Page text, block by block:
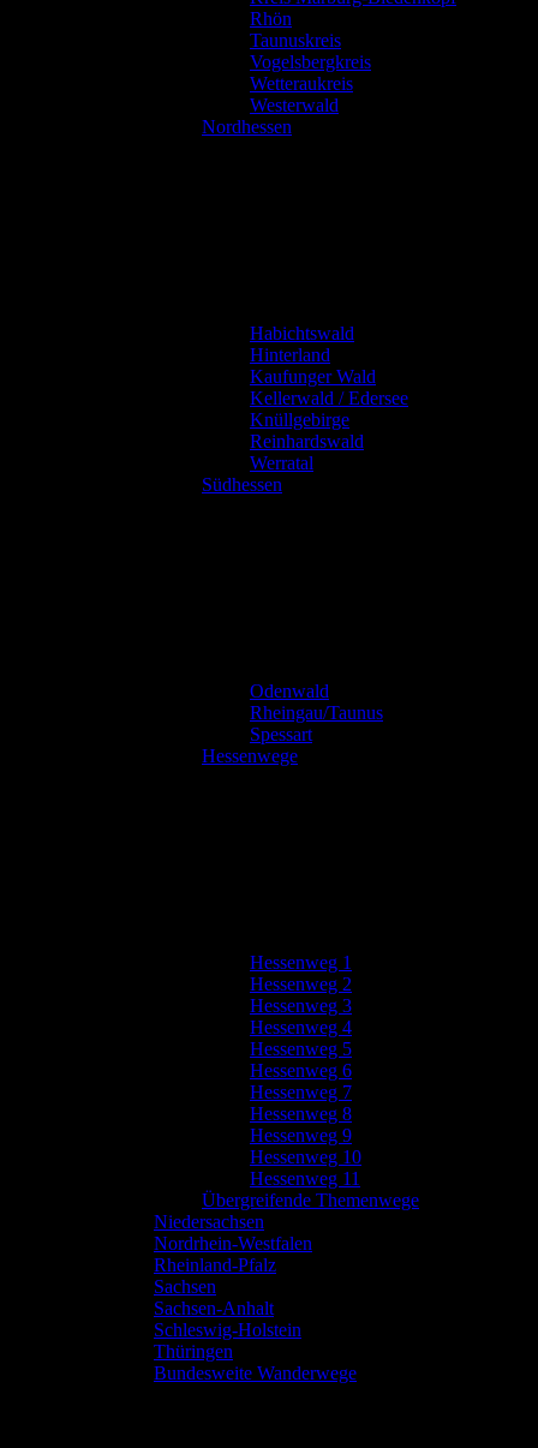
Rhön
Taunuskreis
Vogelsbergkreis
Wetteraukreis
Westerwald
Nordhessen
Habichtswald
Hinterland
Kaufunger Wald
Kellerwald / Edersee
Knüllgebirge
Reinhardswald
Werratal
Südhessen
Odenwald
Rheingau/Taunus
Spessart
Hessenwege
Hessenweg 1
Hessenweg 2
Hessenweg 3
Hessenweg 4
Hessenweg 5
Hessenweg 6
Hessenweg 7
Hessenweg 8
Hessenweg 9
Hessenweg 10
Hessenweg 11
Übergreifende Themenwege
Niedersachsen
Nordrhein-Westfalen
Rheinland-Pfalz
Sachsen
Sachsen-Anhalt
Schleswig-Holstein
Thüringen
Bundesweite Wanderwege